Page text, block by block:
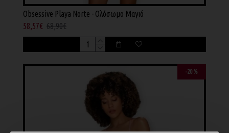
Obsessive Playa Norte - Ολόσωμο Μαγιό
58,57€ 68,90€
-20 %